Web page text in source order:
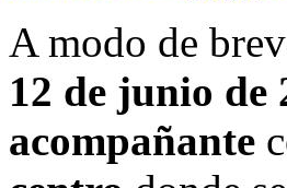
A modo de
12 de junio de
acompañante